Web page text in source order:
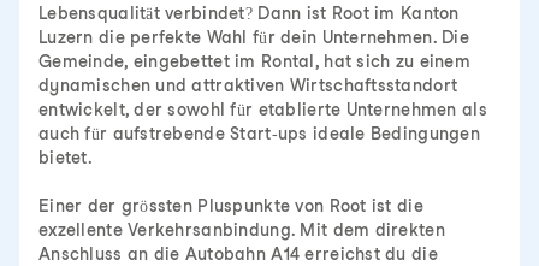
Lebensqualität verbindet? Dann ist Root im Kanton
Luzern die perfekte Wahl für dein Unternehmen. Die
Gemeinde, eingebettet im Rontal, hat sich zu einem
dynamischen und attraktiven Wirtschaftsstandort
entwickelt, der sowohl für etablierte Unternehmen als
auch für aufstrebende Start-ups ideale Bedingungen
bietet.
Einer der grössten Pluspunkte von Root ist die
exzellente Verkehrsanbindung. Mit dem direkten
Anschluss an die Autobahn A14 erreichst du die